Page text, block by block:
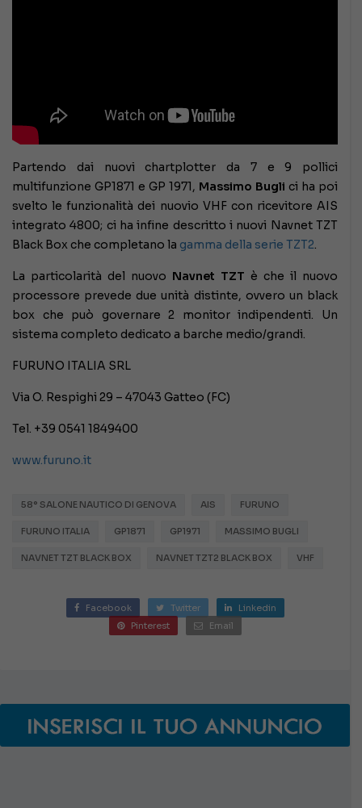
Partendo dai nuovi chartplotter da 7 e 9 pollici
multifunzione GP1871 e GP 1971, Massimo Bugli ci ha poi
svelto le funzionalità dei nuovio VHF con ricevitore AIS
integrato 4800; ci ha infine descritto i nuovi Navnet TZT
Black Box che completano la gamma della serie TZT2.
La particolarità del nuovo Navnet TZT è che il nuovo
processore prevede due unità distinte, ovvero un black
box che può governare 2 monitor indipendenti. Un
sistema completo dedicato a barche medio/grandi.
FURUNO ITALIA SRL
Via O. Respighi 29 – 47043 Gatteo (FC)
Tel. +39 0541 1849400
www.furuno.it
58° SALONE NAUTICO DI GENOVA AIS FURUNO
FURUNO ITALIA GP1871 GP1971 MASSIMO BUGLI
NAVNET TZT BLACK BOX NAVNET TZT2 BLACK BOX VHF
Facebook Twitter
Linkedin
Pinterest
Email